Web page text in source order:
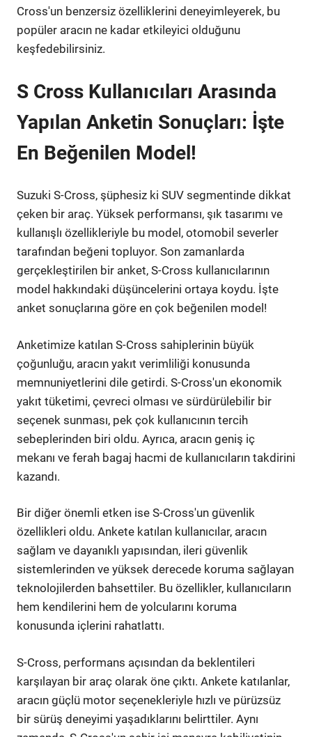
Cross'un benzersiz özelliklerini deneyimleyerek, bu
popüler aracın ne kadar etkileyici olduğunu
keşfedebilirsiniz.
S Cross Kullanıcıları Arasında
Yapılan Anketin Sonuçları: İşte
En Beğenilen Model!
Suzuki S-Cross, şüphesiz ki SUV segmentinde dikkat
çeken bir araç. Yüksek performansı, şık tasarımı ve
kullanışlı özellikleriyle bu model, otomobil severler
tarafından beğeni topluyor. Son zamanlarda
gerçekleştirilen bir anket, S-Cross kullanıcılarının
model hakkındaki düşüncelerini ortaya koydu. İşte
anket sonuçlarına göre en çok beğenilen model!
Anketimize katılan S-Cross sahiplerinin büyük
çoğunluğu, aracın yakıt verimliliği konusunda
memnuniyetlerini dile getirdi. S-Cross'un ekonomik
yakıt tüketimi, çevreci olması ve sürdürülebilir bir
seçenek sunması, pek çok kullanıcının tercih
sebeplerinden biri oldu. Ayrıca, aracın geniş iç
mekanı ve ferah bagaj hacmi de kullanıcıların takdirini
kazandı.
Bir diğer önemli etken ise S-Cross'un güvenlik
özellikleri oldu. Ankete katılan kullanıcılar, aracın
sağlam ve dayanıklı yapısından, ileri güvenlik
sistemlerinden ve yüksek derecede koruma sağlayan
teknolojilerden bahsettiler. Bu özellikler, kullanıcıların
hem kendilerini hem de yolcularını koruma
konusunda içlerini rahatlattı.
S-Cross, performans açısından da beklentileri
karşılayan bir araç olarak öne çıktı. Ankete katılanlar,
aracın güçlü motor seçenekleriyle hızlı ve pürüzsüz
bir sürüş deneyimi yaşadıklarını belirttiler. Aynı